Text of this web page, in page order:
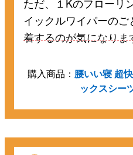
イックルワイパーの
着するのが気になりま
購入商品： 腰いい寝 超
ックスシー